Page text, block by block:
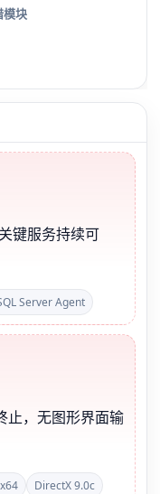
模块
键服务持续可
Server Agent
止，无图形界面输
DirectX 9.0c